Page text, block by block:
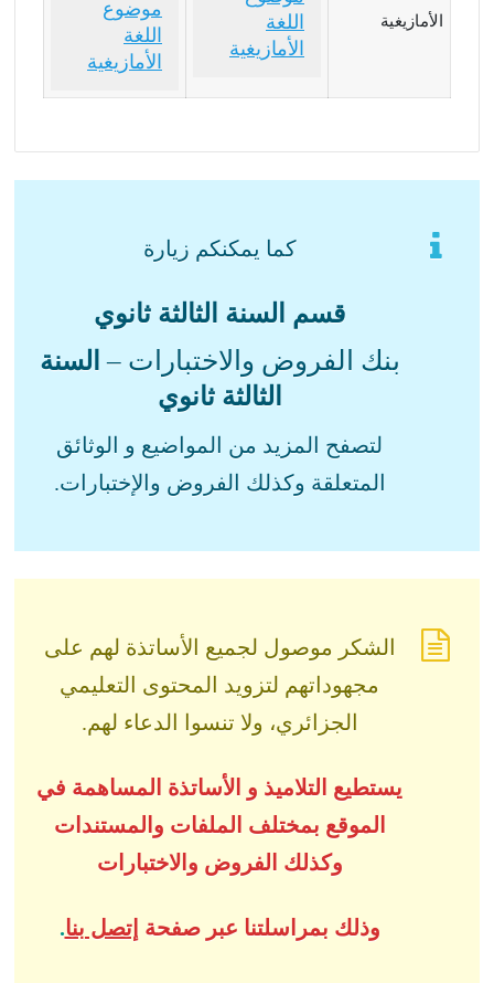
الأمازيغية
اللغة
الأمازيغية
موضوع
اللغة
الأمازيغية
كما يمكنكم زيارة
قسم السنة الثالثة ثانوي
بنك الفروض والاختبارات – السنة
الثالثة ثانوي
لتصفح المزيد من المواضيع و الوثائق
المتعلقة وكذلك الفروض والإختبارات.
الشكر موصول لجميع الأساتذة لهم على
مجهوداتهم لتزويد المحتوى التعليمي
الجزائري، ولا تنسوا الدعاء لهم.
يستطيع التلاميذ و الأساتذة المساهمة في
الموقع بمختلف الملفات والمستندات
وكذلك الفروض والاختبارات
وذلك بمراسلتنا عبر صفحة إتصل بنا.